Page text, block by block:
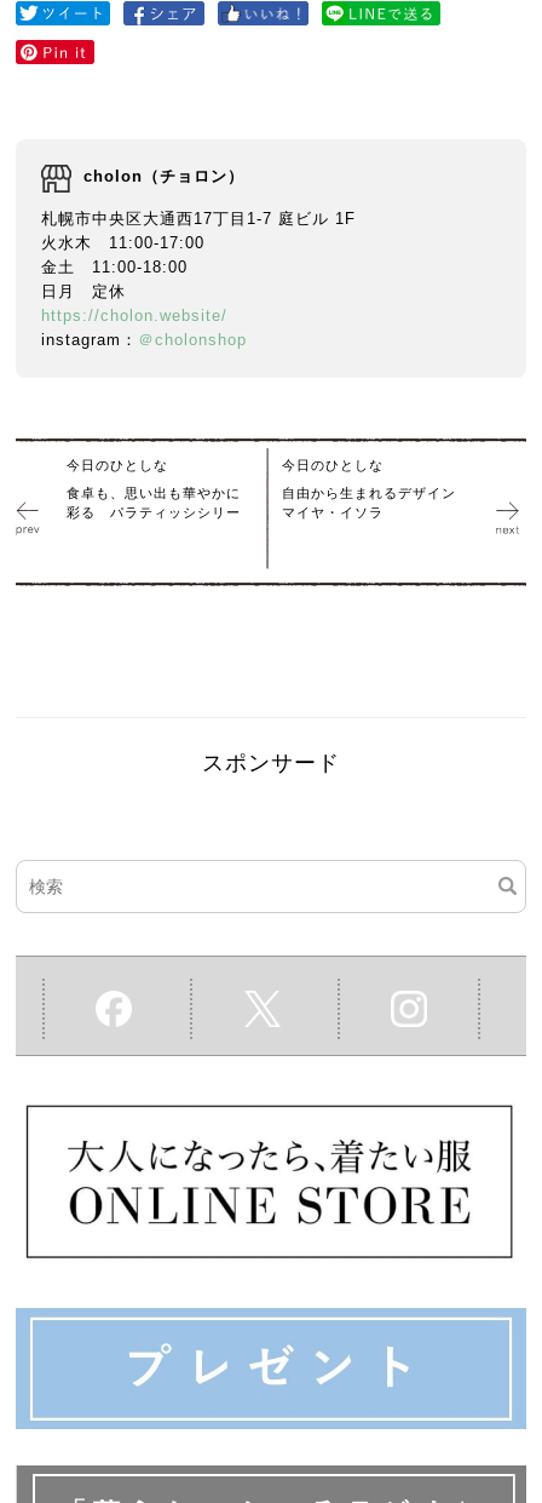
cholon（チョロン）
札幌市中央区大通西17丁目1-7 庭ビル 1F
火水木 11:00-17:00
金土 11:00-18:00
日月 定休
https://cholon.website/
instagram： ＠cholonshop
今日のひとしな
食卓も、思い出も華やかに
彩る パラティッシシリー
今日のひとしな
自由から生まれるデザイン
マイヤ・イソラ
スポンサード